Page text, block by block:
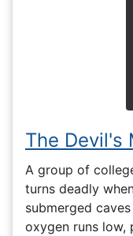
The Devil's
A group of
turns deadly
submerged
oxygen runs low,